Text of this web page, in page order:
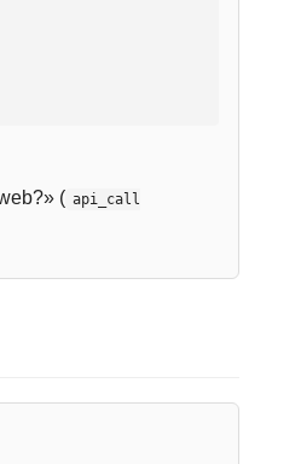
( api_call